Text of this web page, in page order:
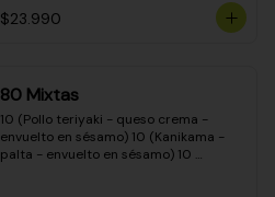
crema - cebollín)
$23.990
80 Mixtas
10 (Pollo teriyaki - queso crema -
envuelto en sésamo) 10 (Kanikama -
palta - envuelto en sésamo) 10